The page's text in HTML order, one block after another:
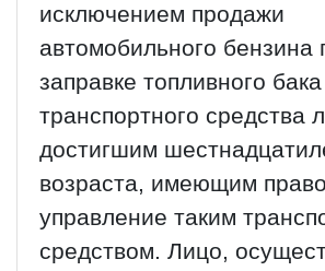
исключением продажи
автомобильного бензина
заправке топливного бака
транспортного средства
достигшим
возраста, имеющим
управление таким
средством. Лицо,